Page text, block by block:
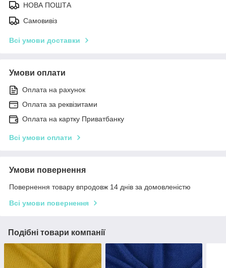
НОВА ПОШТА
Самовивіз
Всі умови доставки
Умови оплати
Оплата на рахунок
Оплата за реквізитами
Оплата на картку Приватбанку
Всі умови оплати
Умови повернення
Повернення товару впродовж 14 днів за домовленістю
Всі умови повернення
Подібні товари компанії